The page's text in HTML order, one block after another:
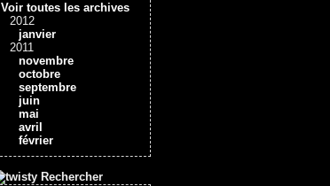
Voir toutes les archives
2012
janvier
2011
novembre
octobre
septembre
juin
mai
avril
février
Rechercher